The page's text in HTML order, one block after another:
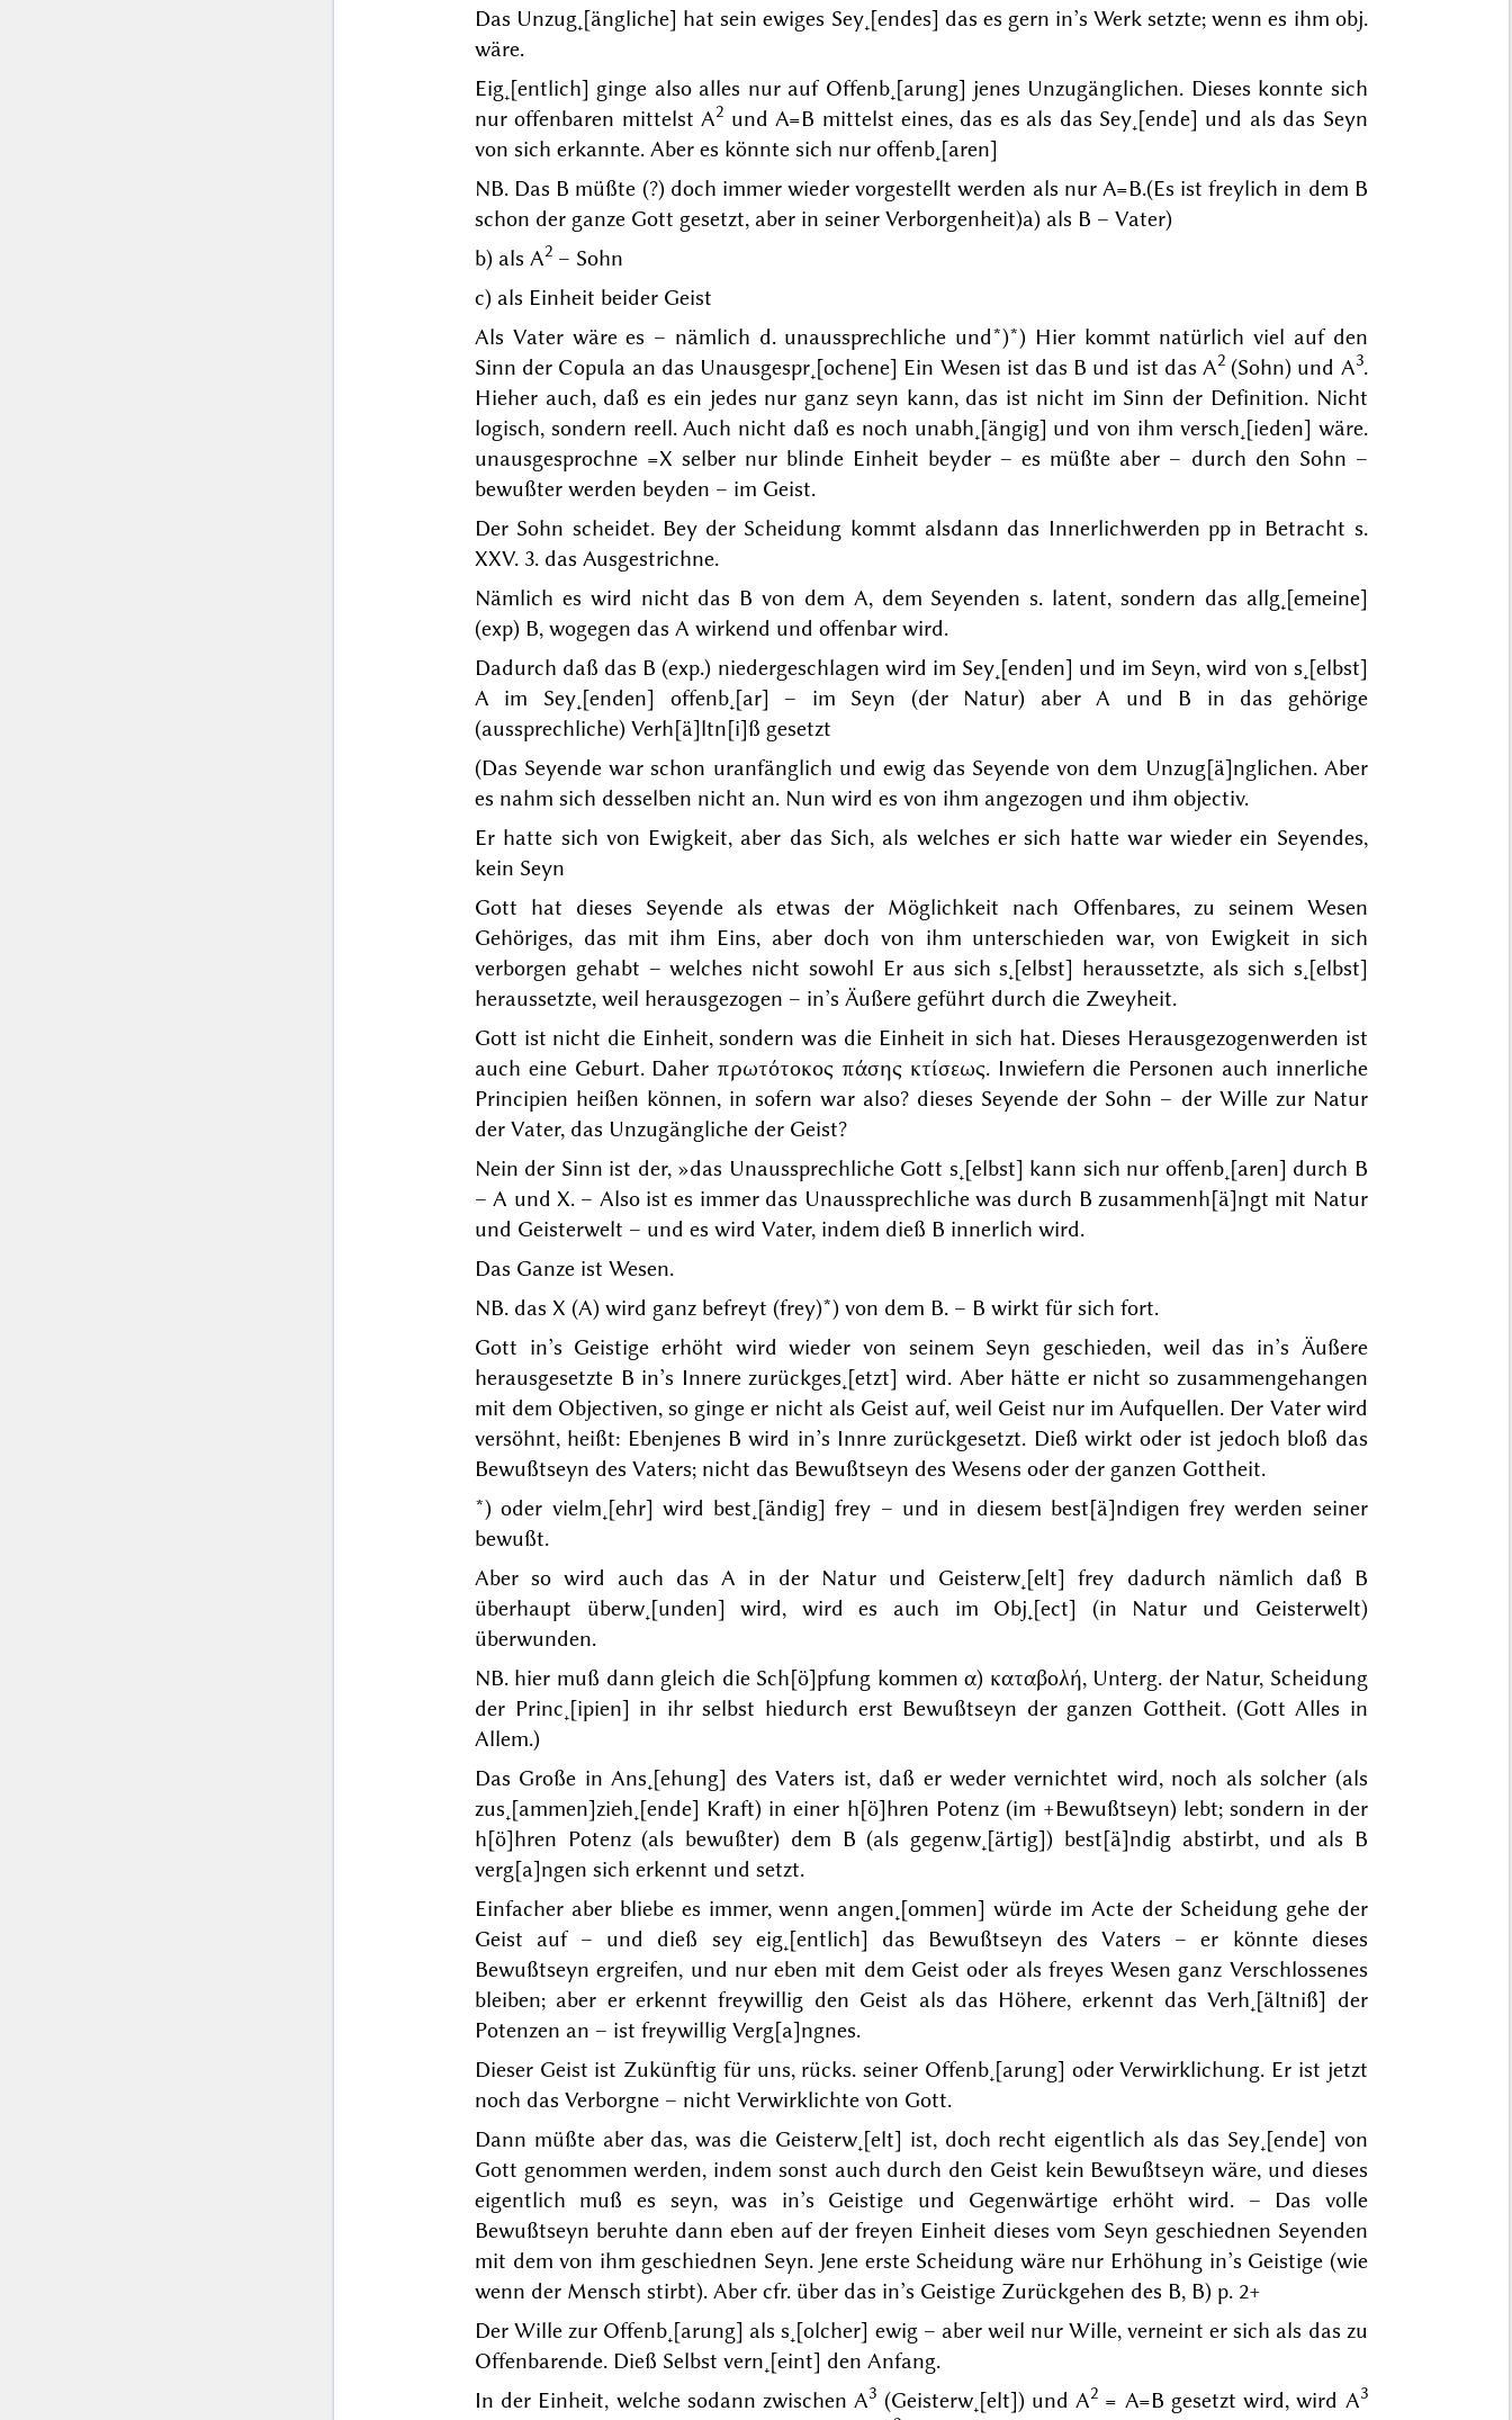
Das Unzug˖[ängliche] hat sein ewiges Sey˖[endes] das es gern in’s Werk setzte; wenn es ihm obj.
wäre.
Eig˖[entlich] ginge also alles nur auf Offenb˖[arung] jenes Unzugänglichen. Dieses konnte sich
nur offenbaren mittelst A2 und A=B mittelst eines, das es als das Sey˖[ende] und als das Seyn
von sich erkannte. Aber es könnte sich nur offenb˖[aren]
NB. Das B müßte (?) doch immer wieder vorgestellt werden als nur A=B.(Es ist freylich in dem B
schon der ganze Gott gesetzt, aber in seiner Verborgenheit)a) als B – Vater)
b) als A2– Sohn
c) als Einheit beider Geist
Als Vater wäre es – nämlich d. unaussprechliche und*)*) Hier kommt natürlich viel auf den
Sinn der Copula an das Unausgespr˖[ochene] Ein Wesen ist das B und ist das A2 (Sohn) und A3.
Hieher auch, daß es ein jedes nur ganz seyn kann, das ist nicht im Sinn der Definition. Nicht
logisch, sondern reell. Auch nicht daß es noch unabh˖[ängig] und von ihm versch˖[ieden] wäre.
unausgesprochne =X selber nur blinde Einheit beyder – es müßte aber – durch den Sohn –
bewußter werden beyden – im Geist.
Der Sohn scheidet. Bey der Scheidung kommt alsdann das Innerlichwerden pp in Betracht s.
XXV. 3. das Ausgestrichne.
Nämlich es wird nicht das Bvon dem A, dem Seyenden s. latent, sondern das allg˖[emeine]
(exp) B, wogegen das A wirkend und offenbar wird.
Dadurch daß das B (exp.) niedergeschlagen wird im Sey˖[enden] und im Seyn, wird von s˖[elbst]
A im Sey˖[enden] offenb˖[ar] – im Seyn (der Natur) aber A und B in das gehörige
(aussprechliche) Verh[ä]ltn[i]ß gesetzt
(Das Seyende war schon uranfänglich und ewig das Seyende von dem Unzug[ä]nglichen. Aber
es nahm sich desselben nicht an. Nun wird es von ihm angezogen und ihm objectiv.
Er hatte sich von Ewigkeit, aber das Sich, als welches er sich hatte war wieder ein Seyendes,
kein Seyn
Gott hat dieses Seyende als etwas der Möglichkeit nach Offenbares, zu seinem Wesen
Gehöriges, das mit ihm Eins, aber doch von ihm unterschieden war, von Ewigkeit in sich
verborgen gehabt – welches nicht sowohl Er aus sich s˖[elbst] heraussetzte, als sich s˖[elbst]
heraussetzte, weil herausgezogen – in’s Äußere geführt durch die Zweyheit.
Gott ist nicht die Einheit, sondern was die Einheit in sich hat. Dieses Herausgezogenwerden ist
auch eine Geburt. Daherπρωτότοκος πάσης κτίσεως. Inwiefern die Personen auch innerliche
Principien heißen können, in sofern war also? dieses Seyende der Sohn – der Wille zur Natur
der Vater, das Unzugängliche der Geist?
Nein der Sinn ist der, »das Unaussprechliche Gott s˖[elbst] kann sich nur offenb˖[aren] durch B
– A und X. – Also ist es immer das Unaussprechliche was durch B zusammenh[ä]ngt mit Natur
und Geisterwelt – und es wird Vater, indem dieß B innerlich wird.
Das Ganzeist Wesen.
NB. das X (A) wird ganz befreyt (frey)*) von dem B. – B wirkt für sich fort.
Gott in’s Geistige erhöht wird wieder von seinem Seyn geschieden, weil das in’s Äußere
herausgesetzte B in’s Innere zurückges˖[etzt] wird. Aber hätte er nicht so zusammengehangen
mit dem Objectiven, so ginge er nicht als Geist auf, weil Geist nur im Aufquellen. Der Vater wird
versöhnt, heißt: Ebenjenes B wird in’s Innre zurückgesetzt. Dieß wirkt oder ist jedoch bloß das
Bewußtseyn des Vaters; nicht das Bewußtseyn des Wesens oder der ganzen Gottheit.
*) oder vielm˖[ehr] wird best˖[ändig] frey – und in diesem best[ä]ndigen frey werden seiner
bewußt.
Aber so wird auch das A in der Natur und Geisterw˖[elt] frey dadurch nämlich daß B
überhaupt überw˖[unden] wird, wird es auch im Obj˖[ect] (in Natur und Geisterwelt)
überwunden.
NB. hier muß dann gleich die Sch[ö]pfung kommen α) καταβολή, Unterg. der Natur, Scheidung
der Princ˖[ipien] in ihr selbst hiedurch erst Bewußtseyn der ganzen Gottheit. (Gott Alles in
Allem.)
Das Große in Ans˖[ehung] des Vaters ist, daß er wedervernichtet wird, noch als solcher (als
zus˖[ammen]zieh˖[ende] Kraft) in einer h[ö]hren Potenz (im +Bewußtseyn) lebt; sondern in der
h[ö]hren Potenz (als bewußter) dem B (als gegenw˖[ärtig]) best[ä]ndig abstirbt, und als B
verg[a]ngen sich erkennt und setzt.
Einfacher aber bliebe es immer, wenn angen˖[ommen] würde im Acte der Scheidung gehe der
Geist auf – und dieß sey eig˖[entlich] das Bewußtseyn des Vaters – er könnte dieses
Bewußtseyn ergreifen, und nur eben mit dem Geist oder als freyes Wesen ganz Verschlossenes
bleiben; aber er erkennt freywillig den Geist als das Höhere, erkennt das Verh˖[ältniß] der
Potenzen an – ist freywillig Verg[a]ngnes.
Dieser Geist ist Zukünftig für uns, rücks. seiner Offenb˖[arung] oder Verwirklichung. Er ist jetzt
noch das Verborgne – nicht Verwirklichte von Gott.
Dann müßte aber das, was die Geisterw˖[elt] ist, doch recht eigentlich als das Sey˖[ende] von
Gott genommen werden, indem sonst auch durch den Geist kein Bewußtseyn wäre, und dieses
eigentlich muß es seyn, was in’s Geistige und Gegenwärtige erhöht wird. – Das volle
Bewußtseyn beruhte dann eben auf der freyen Einheit dieses vom Seyn geschiednen Seyenden
mit dem von ihm geschiednen Seyn. Jene erste Scheidung wäre nur Erhöhung in’s Geistige (wie
wenn der Mensch stirbt). Aber cfr. über das in’s Geistige Zurückgehen des B, B) p. 2+
Der Wille zur Offenb˖[arung] als s˖[olcher] ewig – aber weil nur Wille, verneint er sich als das zu
Offenbarende. Dieß Selbst vern˖[eint] den Anfang.
In der Einheit, welche sodann zwischen A3 (Geisterw˖[elt]) und A2 = A=B gesetzt wird, wird A3